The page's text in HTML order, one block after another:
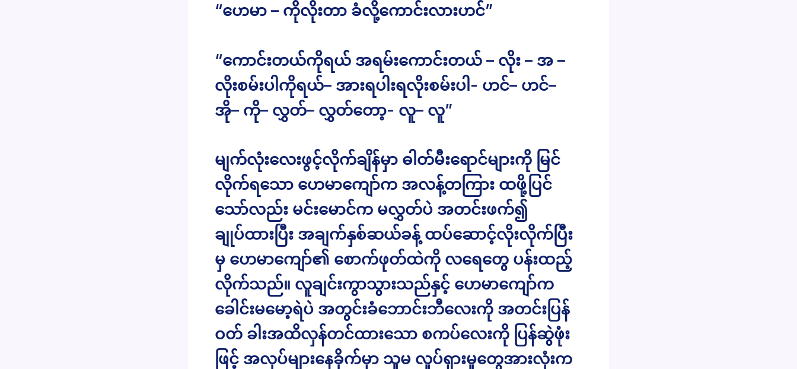
“ဟေမာ – ကိုလိုးတာ ခံလို့ကောင်းလားဟင်”
“ကောင်းတယ်ကိုရယ် အရမ်းကောင်းတယ် – လိုး – အ –
လိုးစမ်းပါကိုရယ်– အားရပါးရလိုးစမ်းပါ- ဟင်– ဟင်–
အို– ကို– လွှတ်– လွှတ်တော့- လူ– လူ”
မျက်လုံးလေးဖွင့်လိုက်ချိန်မှာ ဓါတ်မီးရောင်များကို မြင်
လိုက်ရသော ဟေမာကျော်က အလန့်တကြား ထဖို့ပြင်
သော်လည်း မင်းမောင်က မလွှတ်ပဲ အတင်းဖက်၍
ချုပ်ထားပြီး အချက်နှစ်ဆယ်ခန့် ထပ်ဆောင့်လိုးလိုက်ပြီး
မှ ဟေမာကျော်၏ စောက်ဖုတ်ထဲကို လရေတွေ ပန်းထည့်
လိုက်သည်။ လူချင်းကွာသွားသည်နှင့် ဟေမာကျော်က
ခေါင်းမမော့ရဲပဲ အတွင်းခံဘောင်းဘီလေးကို အတင်းပြန်
ဝတ် ခါးအထိလှန်တင်ထားသော စကပ်လေးကို ပြန်ဆွဲဖုံး
ဖြင့် အလုပ်များနေခိုက်မှာ သူမ လှုပ်ရှားမှုတွေအားလုံးက